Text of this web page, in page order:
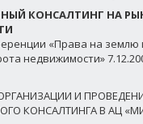
КОНСАЛТИНГ НА
«Права на землю
недвижимости»
И
КОНСАЛТИНГА В АЦ